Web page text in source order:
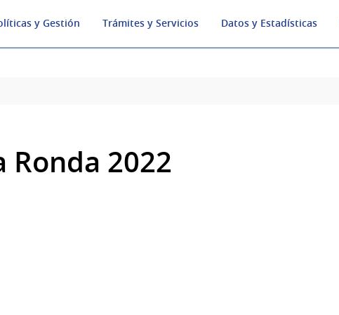
y Gestión Trámites y Servicios Datos y Estadísticas
Ronda 2022